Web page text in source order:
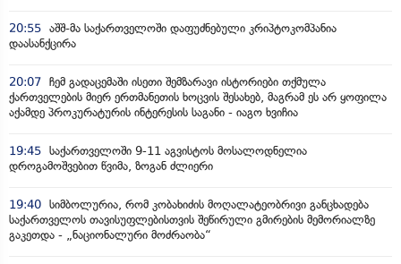
20:55 აშშ-მა საქართველოში დაფუძნებული კრიპტოკომპანია
დაასანქცირა
20:07 ჩემ გადაცემაში ისეთი შემზარავი ისტორიები თქმულა
ქართველების მიერ ერთმანეთის ხოცვის შესახებ, მაგრამ ეს არ ყოფილა
აქამდე პროკურატურის ინტერესის საგანი - იაგო ხვიჩია
19:45 საქართველოში 9-11 აგვისტოს მოსალოდნელია
დროგამოშვებით წვიმა, ზოგან ძლიერი
19:40 სიმბოლურია, რომ კობახიძის მოღალატეობრივი განცხადება
საქართველოს თავისუფლებისთვის შეწირული გმირების მემორიალზე
გაკეთდა - „ნაციონალური მოძრაობა“